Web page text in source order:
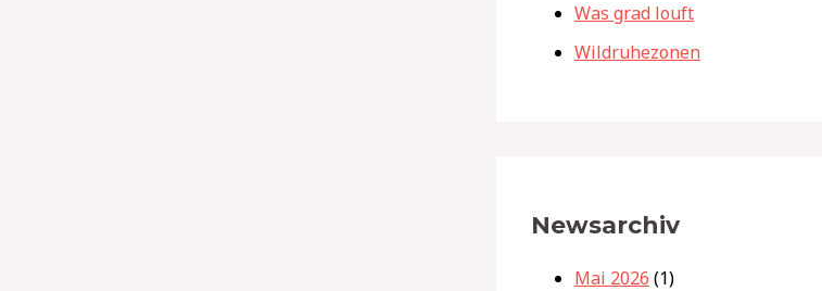
Was grad louft
Wildruhezonen
Newsarchiv
Mai 2026 (1)